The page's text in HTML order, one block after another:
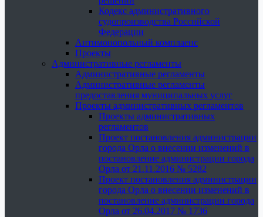
Кодекс административного
судопроизводства Российской
Федерации
Антимонопольный комплаенс
Проекты
Административные регламенты
Административные регламенты
Административные регламенты
предоставления муниципальных услуг
Проекты административных регламентов
Проекты административных
регламентов
Проект постановления администрации
города Орла о внесении изменений в
постановление администрации города
Орла от 21.11.2016 № 5282
Проект постановления администрации
города Орла о внесении изменений в
постановление администрации города
Орла от 26.04.2017 № 1736